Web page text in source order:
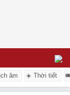
âm ☀️ Thời tiết